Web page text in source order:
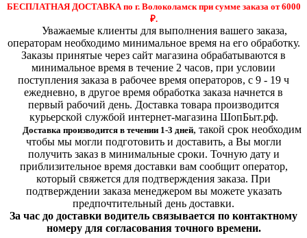
БЕСПЛАТНАЯ ДОСТАВКА по г. Волоколамск при сумме заказа от 6000
₽.
Уважаемые клиенты для выполнения вашего заказа,
операторам необходимо минимальное время на его обработку.
Заказы принятые через сайт магазина обрабатываются в
минимальное время в течение 2 часов, при условии
поступления заказа в рабочее время операторов, с 9 - 19 ч
ежедневно, в другое время обработка заказа начнется в
первый рабочий день. Доставка товара производится
курьерской службой интернет-магазина ШопБыт.рф.
Доставка производится в течении 1-3 дней, такой срок необходим
чтобы мы могли подготовить и доставить, а Вы могли
получить заказ в минимальные сроки. Точную дату и
приблизительное время доставки вам сообщит оператор,
который свяжется для подтверждения заказа. При
подтверждении заказа менеджером вы можете указать
предпочтительный день доставки.
За час до доставки водитель связывается по контактному
номеру для согласования точного времени.